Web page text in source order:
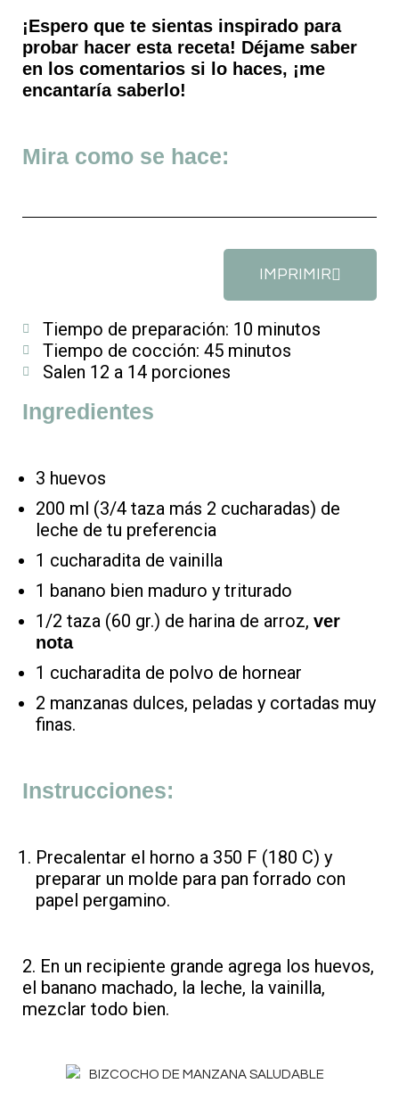
¡Espero que te sientas inspirado para
probar hacer esta receta! Déjame saber
en los comentarios si lo haces, ¡me
encantaría saberlo!
Mira como se hace:
IMPRIMIR
Tiempo de preparación: 10 minutos
Tiempo de cocción: 45 minutos
Salen 12 a 14 porciones
Ingredientes
3 huevos
200 ml (3/4 taza más 2 cucharadas) de
leche de tu preferencia
1 cucharadita de vainilla
1 banano bien maduro y triturado
1/2 taza (60 gr.) de harina de arroz, ver
nota
1 cucharadita de polvo de hornear
2 manzanas dulces, peladas y cortadas muy
finas.
Instrucciones:
Precalentar el horno a 350 F (180 C) y
preparar un molde para pan forrado con
papel pergamino.
2. En un recipiente grande agrega los huevos,
el banano machado, la leche, la vainilla,
mezclar todo bien.